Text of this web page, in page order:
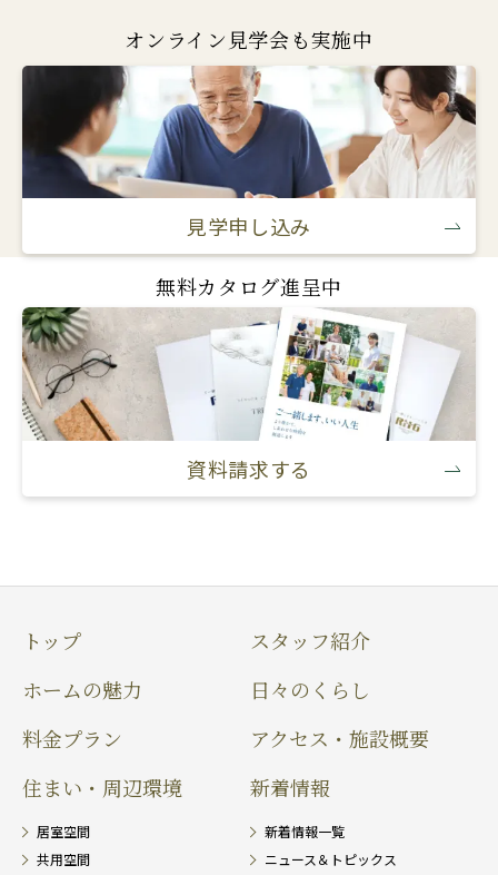
オンライン見学会も実施中
見学申し込み
無料カタログ進呈中
資料請求する
トップ
ホームの魅力
料金プラン
住まい・周辺環境
居室空間
共用空間
スタッフ紹介
日々のくらし
アクセス・施設概要
新着情報
新着情報一覧
ニュース＆トピックス